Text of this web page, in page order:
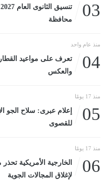
03
محافظة
منذ عام واحد
04
تعرف على مواعيد
والعكس
منذ 17 يومًا
05
إعلام عبرى: سلاح الجو
للقصوى
منذ 17 يومًا
06
الخارجية الأمريكية
لإغلاق المجالات الجوية